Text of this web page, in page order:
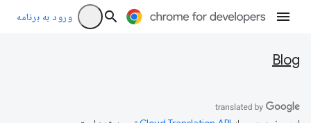
ورود به برنامه
Blog